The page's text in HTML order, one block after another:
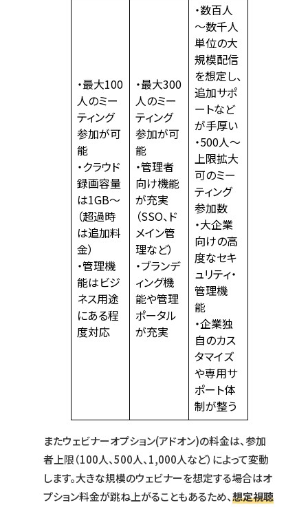
・最大100
人のミー
ティング
参加が可
能
・クラウド
録画容量
は1GB～
（超過時
は追加料
金）
・管理機
能はビジ
ネス用途
にある程
度対応
・最大300
人のミー
ティング
参加が可
能
・管理者
向け機能
が充実
（SSO、ド
メイン管
理など）
・ブランデ
ィング機
能や管理
ポータル
が充実
・数百人
～数千人
単位の大
規模配信
を想定し、
追加サポ
ートなど
が手厚い
・500人～
上限拡大
可のミー
ティング
参加数
・大企業
向けの高
度なセキ
ュリティ・
管理機
能
・企業独
自のカス
タマイズ
や専用サ
ポート体
制が整う
またウェビナーオプション(アドオン)の料金は、参加
者上限（100人、500人、1,000人など）によって変動
します。大きな規模のウェビナーを想定する場合はオ
プション料金が跳ね上がることもあるため、想定視聴